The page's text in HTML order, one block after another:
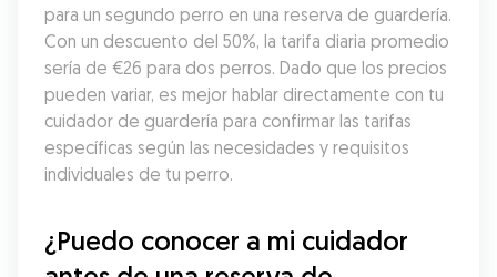
para un segundo perro en una reserva de guardería.
Con un descuento del 50%, la tarifa diaria promedio
sería de €26 para dos perros. Dado que los precios
pueden variar, es mejor hablar directamente con tu
cuidador de guardería para confirmar las tarifas
específicas según las necesidades y requisitos
individuales de tu perro.
¿Puedo conocer a mi cuidador